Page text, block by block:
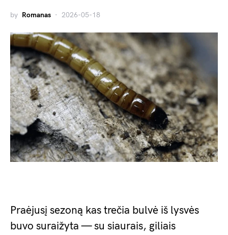
by Romanas 2026-05-18
Praėjusį sezoną kas trečia bulvė iš lysvės
buvo suraižyta — su siaurais, giliais